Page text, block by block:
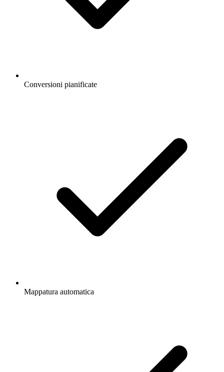
Conversioni pianificate
Mappatura automatica